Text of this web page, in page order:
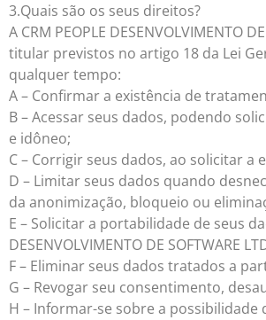
3.Quais são os seus direitos?
A CRM PEOPLE DESENVOLVIMENTO
titular previstos no artigo 18 da Lei
qualquer tempo:
A – Confirmar a existência de
B – Acessar seus dados, podendo
e idôneo;
C – Corrigir seus dados, ao solicitar a
D – Limitar seus dados quando
da anonimização, bloqueio ou
E – Solicitar a portabilidade de seus
DESENVOLVIMENTO DE SOFTWARE
F – Eliminar seus dados tratados a
G – Revogar seu consentimento,
H – Informar-se sobre a